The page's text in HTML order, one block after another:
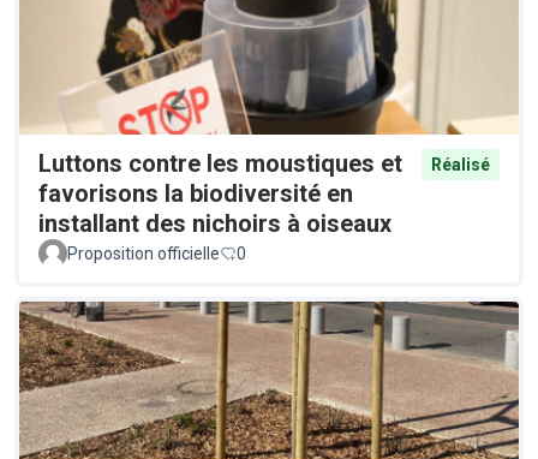
Luttons contre les moustiques et
favorisons la biodiversité en
installant des nichoirs à oiseaux
Réalisé
Proposition officielle 0